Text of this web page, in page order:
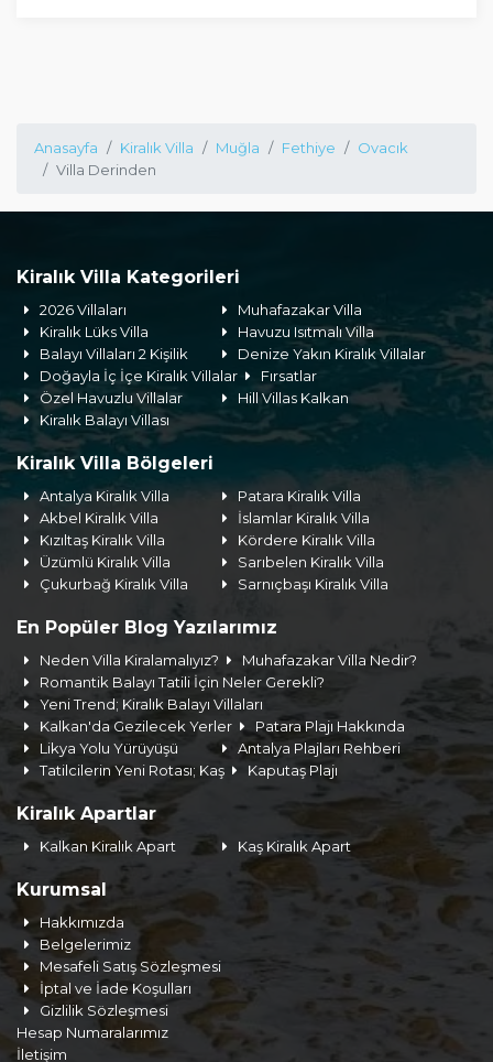
Anasayfa Kiralık Villa Muğla Fethiye
Ovacık
Villa Derinden
Kiralık Villa Kategorileri
2026 Villaları
Muhafazakar Villa
Kiralık Lüks Villa
Havuzu Isıtmalı Villa
Balayı Villaları 2 Kişilik
Denize Yakın Kiralık Villalar
Doğayla İç İçe Kiralık Villalar
Fırsatlar
Özel Havuzlu Villalar
Hill Villas Kalkan
Kiralık Balayı Villası
Kiralık Villa Bölgeleri
Antalya Kiralık Villa
Patara Kiralık Villa
Akbel Kiralık Villa
İslamlar Kiralık Villa
Kızıltaş Kiralık Villa
Kördere Kiralık Villa
Üzümlü Kiralık Villa
Sarıbelen Kiralık Villa
Çukurbağ Kiralık Villa
Sarnıçbaşı Kiralık Villa
En Popüler Blog Yazılarımız
Neden Villa Kiralamalıyız?
Muhafazakar Villa Nedir?
Romantik Balayı Tatili İçin Neler Gerekli?
Yeni Trend; Kiralık Balayı Villaları
Kalkan'da Gezilecek Yerler
Patara Plajı Hakkında
Likya Yolu Yürüyüşü
Antalya Plajları Rehberi
Tatilcilerin Yeni Rotası; Kaş
Kaputaş Plajı
Kiralık Apartlar
Kalkan Kiralık Apart Kaş Kiralık Apart
Kurumsal
Hakkımızda
Belgelerimiz
Mesafeli Satış Sözleşmesi
İptal ve İade Koşulları
Gizlilik Sözleşmesi
Hesap Numaralarımız
İletişim